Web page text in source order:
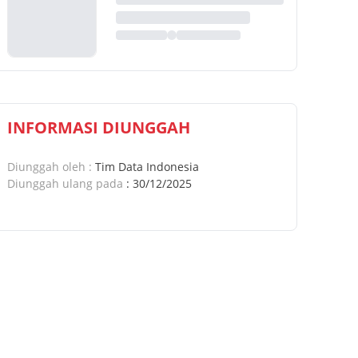
INFORMASI DIUNGGAH
Diunggah oleh : Tim Data Indonesia
Diunggah ulang pada : 30/12/2025